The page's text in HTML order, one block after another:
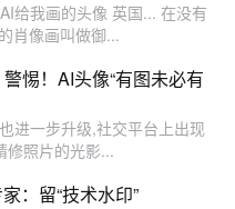
给我画的头像 英国... 在没有
肖像画叫做御...
惕！AI头像“有图未必有
进一步升级,社交平台上出现
修照片的光影...
：留“技术水印”